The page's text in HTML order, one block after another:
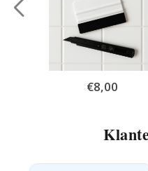
Special
Price
€8,00